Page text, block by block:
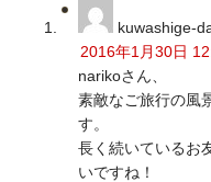
kuwashige-
2016年1月30日
narikoさん、
素敵なご旅行の風
す。
長く続いているお
いですね！